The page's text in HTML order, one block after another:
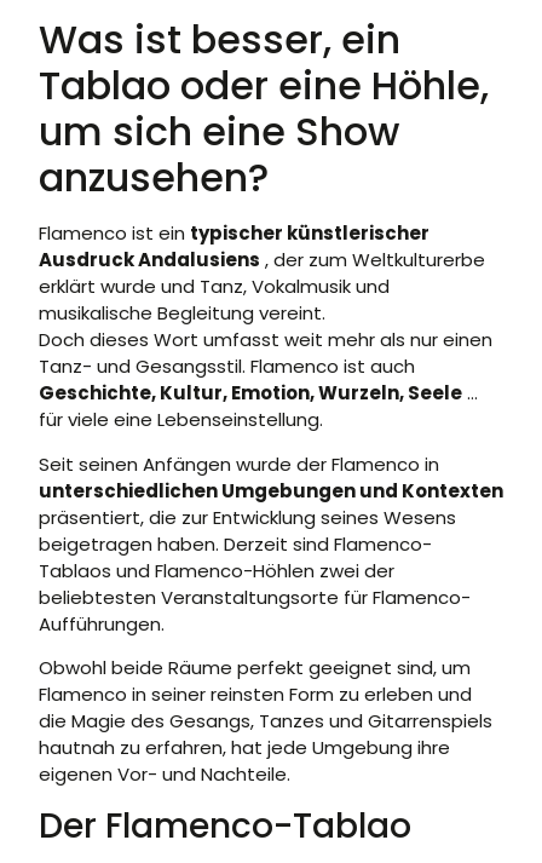
Was ist besser, ein
Tablao oder eine Höhle,
um sich eine Show
anzusehen?
Flamenco ist ein typischer künstlerischer
Ausdruck Andalusiens , der zum Weltkulturerbe
erklärt wurde und Tanz, Vokalmusik und
musikalische Begleitung vereint.
Doch dieses Wort umfasst weit mehr als nur einen
Tanz- und Gesangsstil. Flamenco ist auch
Geschichte, Kultur, Emotion, Wurzeln, Seele…
für viele eine Lebenseinstellung.
Seit seinen Anfängen wurde der Flamenco in
unterschiedlichen Umgebungen und Kontexten
präsentiert, die zur Entwicklung seines Wesens
beigetragen haben. Derzeit sind Flamenco-
Tablaos und Flamenco-Höhlen zwei der
beliebtesten Veranstaltungsorte für Flamenco-
Aufführungen.
Obwohl beide Räume perfekt geeignet sind, um
Flamenco in seiner reinsten Form zu erleben und
die Magie des Gesangs, Tanzes und Gitarrenspiels
hautnah zu erfahren, hat jede Umgebung ihre
eigenen Vor- und Nachteile.
Der Flamenco-Tablao